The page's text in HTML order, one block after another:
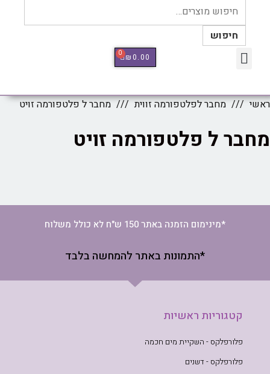
חיפוש
₪0.00
0
ראשי מחבר לפלטפורמה זווית מחבר ל פלטפורמה זויט
מחבר ל פלטפורמה זויט
*מינימום הזמנה באתר 150 ש"ח לא כולל משלוח
*התמונות באתר להמחשה בלבד
קטגוריות ראשיות
פלורפלקס - השקיית מים חכמה
פלורפלקס - דשנים